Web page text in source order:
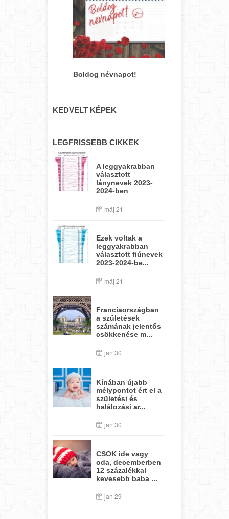
Boldog névnapot!
KEDVELT KÉPEK
LEGFRISSEBB CIKKEK
A leggyakrabban
választott
lánynevek 2023-
2024-ben
máj 21
Ezek voltak a
leggyakrabban
választott fiúnevek
2023-2024-be...
máj 21
Franciaországban
a születések
számának jelentős
csökkenése m...
jan 30
Kínában újabb
mélypontot ért el a
születési és
halálozási ar...
jan 30
CSOK ide vagy
oda, decemberben
12 százalékkal
kevesebb baba ...
jan 29